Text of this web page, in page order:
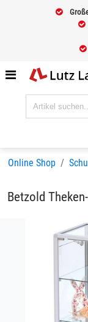
Online Shop
Betzold